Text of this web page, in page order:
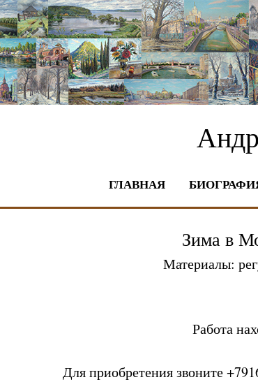
ГЛАВНАЯ
Зима в
Материалы:
Работа
Для приобретения звоните